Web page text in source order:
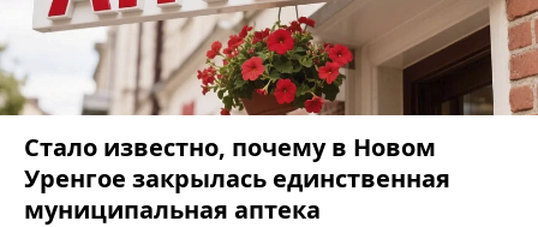
Стало известно, почему в Новом
Уренгое закрылась единственная
муниципальная аптека